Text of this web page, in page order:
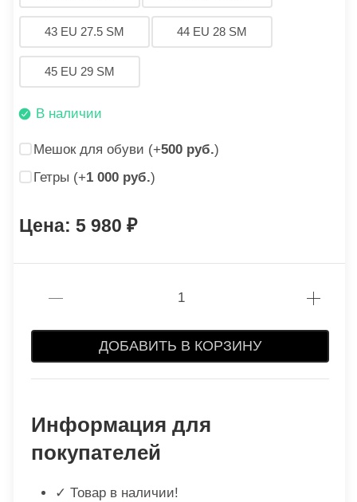
43 EU 27.5 SM 44 EU 28 SM
45 EU 29 SM
В наличии
Мешок для обуви (+500 руб.)
Гетры (+1 000 руб.)
5 980
ДОБАВИТЬ В КОРЗИНУ
Информация для
покупателей
✓ Товар в наличии!